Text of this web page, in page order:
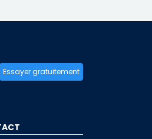
Essayer gratuitement